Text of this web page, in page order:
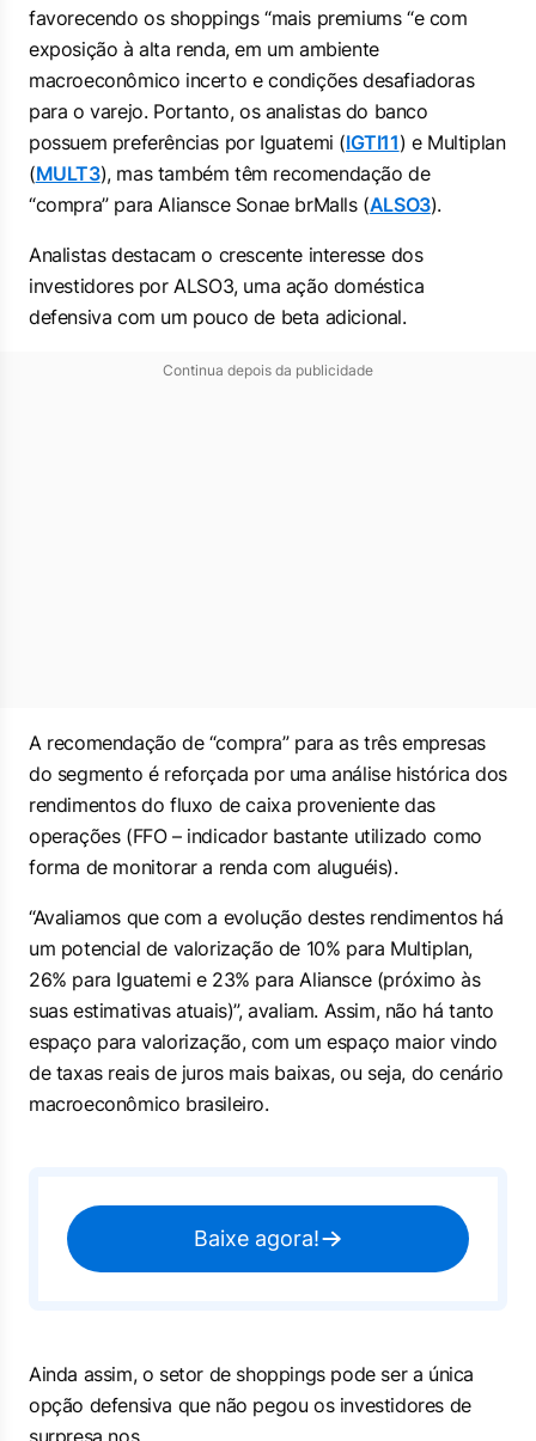
favorecendo os shoppings “mais premiums “e com
exposição à alta renda, em um ambiente
macroeconômico incerto e condições desafiadoras
para o varejo. Portanto, os analistas do banco
possuem preferências por Iguatemi (IGTI11) e Multiplan
(MULT3), mas também têm recomendação de
“compra” para Aliansce Sonae brMalls (ALSO3).
Analistas destacam o crescente interesse dos
investidores por ALSO3, uma ação doméstica
defensiva com um pouco de beta adicional.
Continua depois da publicidade
A recomendação de “compra” para as três empresas
do segmento é reforçada por uma análise histórica dos
rendimentos do fluxo de caixa proveniente das
operações (FFO – indicador bastante utilizado como
forma de monitorar a renda com aluguéis).
“Avaliamos que com a evolução destes rendimentos há
um potencial de valorização de 10% para Multiplan,
26% para Iguatemi e 23% para Aliansce (próximo às
suas estimativas atuais)”, avaliam. Assim, não há tanto
espaço para valorização, com um espaço maior vindo
de taxas reais de juros mais baixas, ou seja, do cenário
macroeconômico brasileiro.
Baixe agora!
Ainda assim, o setor de shoppings pode ser a única
opção defensiva que não pegou os investidores de
surpresa nos